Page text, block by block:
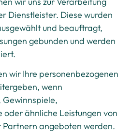
Dienstleister. Diese wurden
und beauftragt,
gebunden und werden
wir Ihre personenbezogenen
wenn
oder ähnliche Leistungen von
Partnern angeboten werden.